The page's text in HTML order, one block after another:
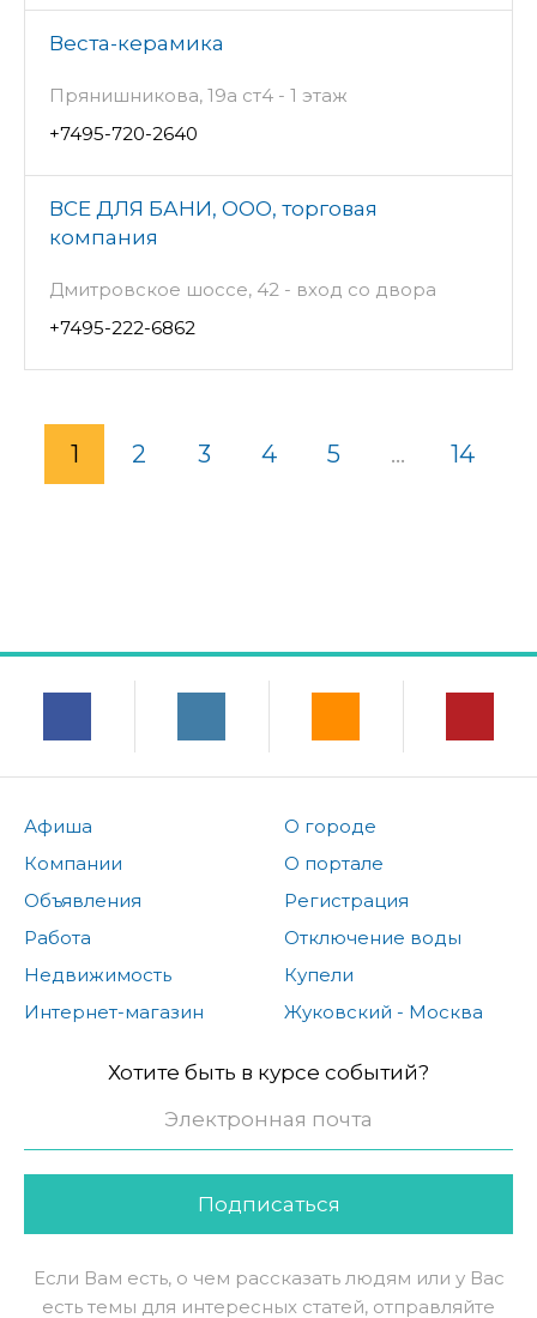
Веста-керамика
Прянишникова, 19а ст4 - 1 этаж
+7495-720-2640
ВСЕ ДЛЯ БАНИ, ООО, торговая
компания
Дмитровское шоссе, 42 - вход со двора
+7495-222-6862
1 2 3 4 5 ... 14
Афиша
Компании
Объявления
Работа
Недвижимость
Интернет-магазин
О городе
О портале
Регистрация
Отключение воды
Купели
Жуковский - Москва
Хотите быть в курсе событий?
Подписаться
Если Вам есть, о чем рассказать людям или у Вас
есть темы для интересных статей, отправляйте